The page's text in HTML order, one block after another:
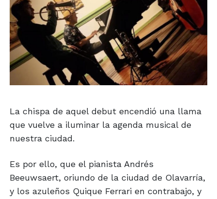
La chispa de aquel debut encendió una llama
que vuelve a iluminar la agenda musical de
nuestra ciudad.
Es por ello, que el pianista Andrés
Beeuwsaert, oriundo de la ciudad de Olavarría,
y los azuleños Quique Ferrari en contrabajo, y